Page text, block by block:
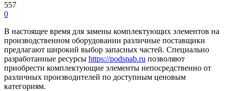
557
0
В настоящее время для замены комплектующих элементов на
производственном оборудовании различные поставщики
предлагают широкий выбор запасных частей. Специально
разработанные ресурсы https://podsnab.ru позволяют
приобрести комплектующие элементы непосредственно от
различных производителей по доступным ценовым
категориям.